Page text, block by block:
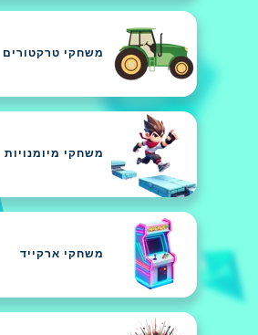
משחקי טרקטורים
משחקי מיומנויות
משחקי ארקייד